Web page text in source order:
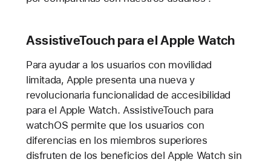
AssistiveTouch para el Apple Watch
Para ayudar a los usuarios con movilidad
limitada, Apple presenta una nueva y
revolucionaria funcionalidad de accesibilidad
para el Apple Watch. AssistiveTouch para
watchOS permite que los usuarios con
diferencias en los miembros superiores
disfruten de los beneficios del Apple Watch sin